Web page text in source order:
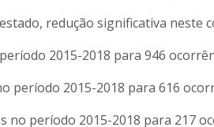
redução significativa neste
2015-2018 para 946
período 2015-2018 para 616
no período 2015-2018 para 217